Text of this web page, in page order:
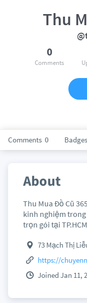
Comments 0 Badges
Thu
0
Comments
About
Thu Mua Đồ Cũ
kinh nghiệm
trọn gói tại
73 Mạch Thị
https://
Joined Jan 11,